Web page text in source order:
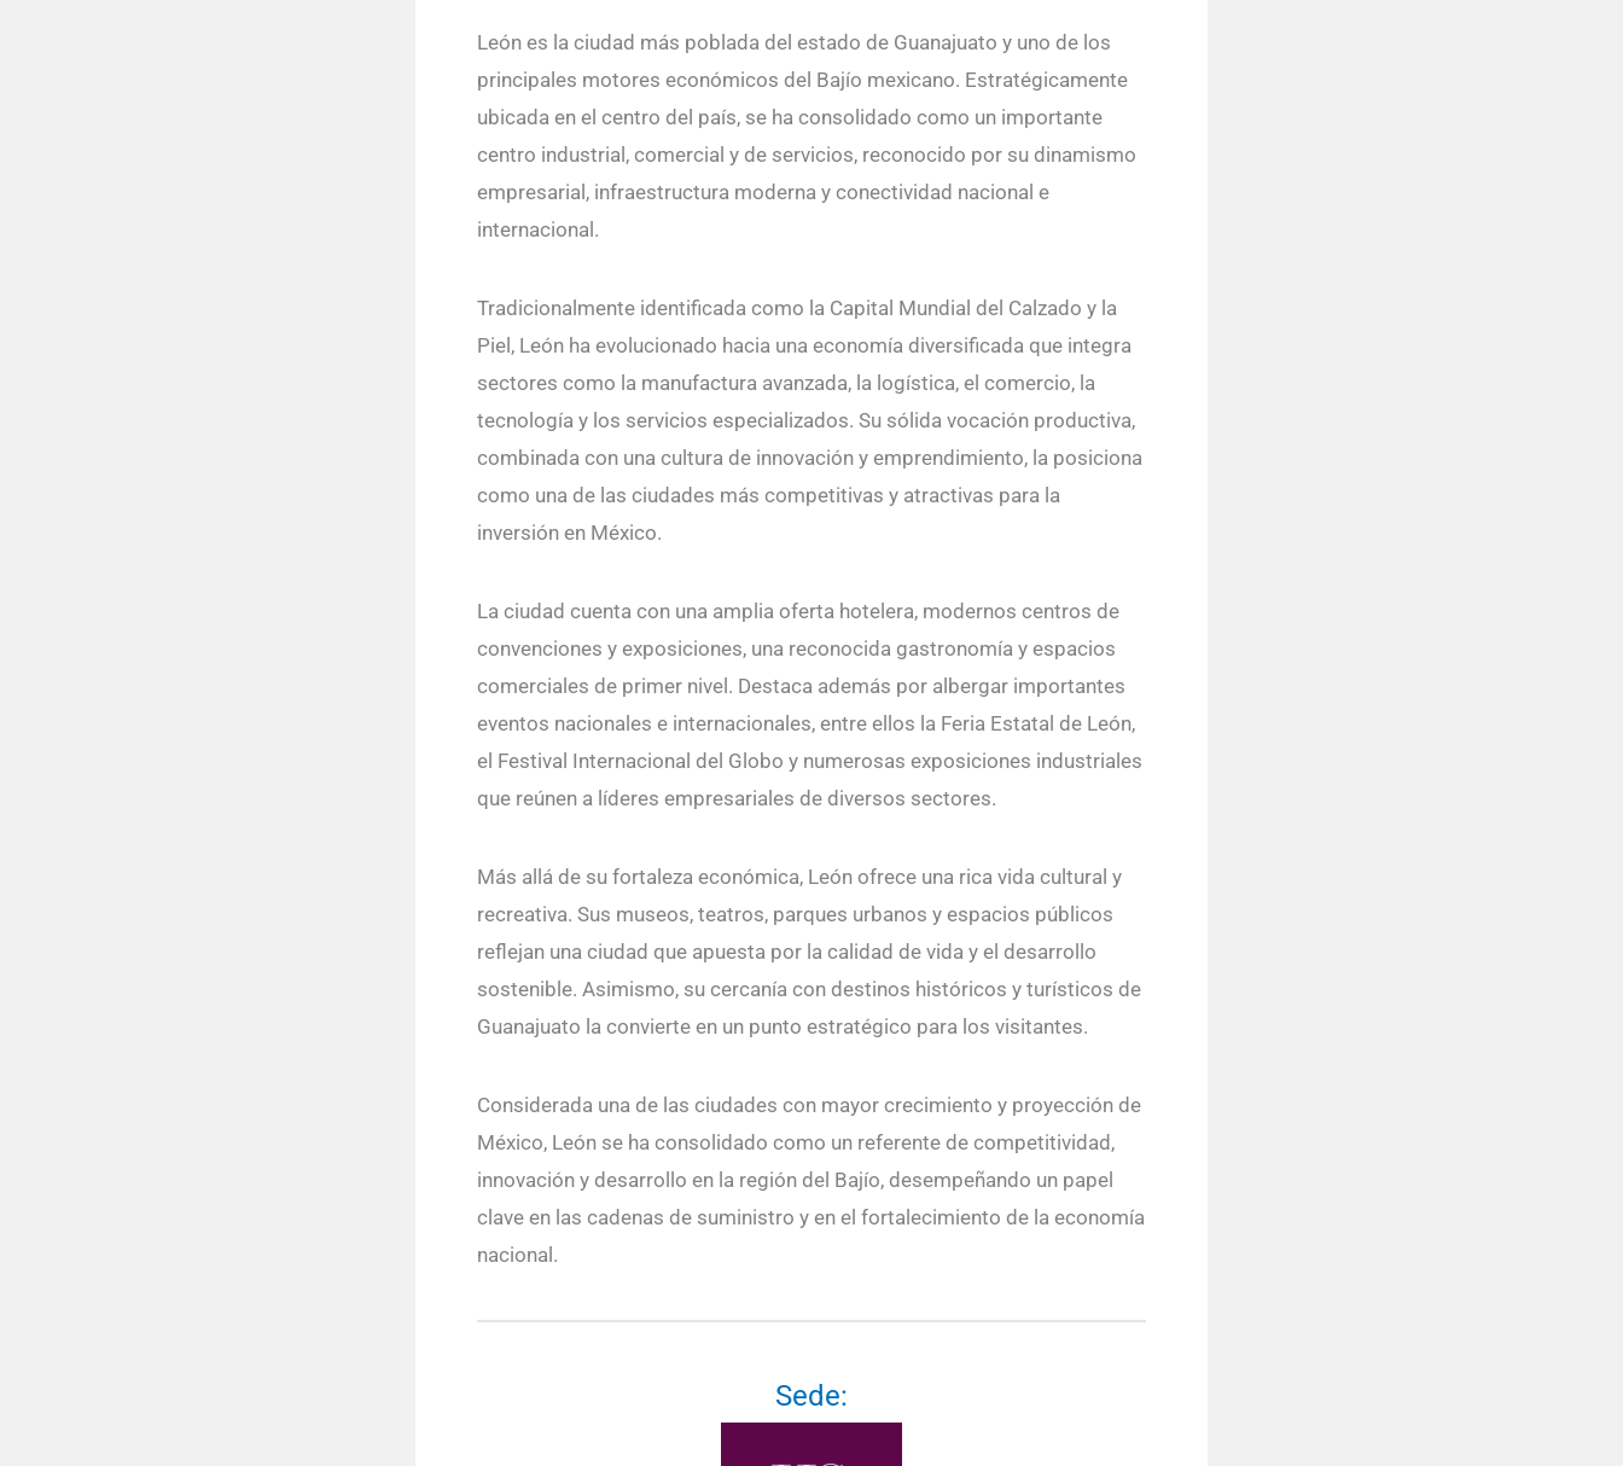
León es la ciudad más poblada del estado de Guanajuato y uno de los
principales motores económicos del Bajío mexicano. Estratégicamente
ubicada en el centro del país, se ha consolidado como un importante
centro industrial, comercial y de servicios, reconocido por su dinamismo
empresarial, infraestructura moderna y conectividad nacional e
internacional.
Tradicionalmente identificada como la Capital Mundial del Calzado y la
Piel, León ha evolucionado hacia una economía diversificada que integra
sectores como la manufactura avanzada, la logística, el comercio, la
tecnología y los servicios especializados. Su sólida vocación productiva,
combinada con una cultura de innovación y emprendimiento, la posiciona
como una de las ciudades más competitivas y atractivas para la
inversión en México.
La ciudad cuenta con una amplia oferta hotelera, modernos centros de
convenciones y exposiciones, una reconocida gastronomía y espacios
comerciales de primer nivel. Destaca además por albergar importantes
eventos nacionales e internacionales, entre ellos la Feria Estatal de León,
el Festival Internacional del Globo y numerosas exposiciones industriales
que reúnen a líderes empresariales de diversos sectores.
Más allá de su fortaleza económica, León ofrece una rica vida cultural y
recreativa. Sus museos, teatros, parques urbanos y espacios públicos
reflejan una ciudad que apuesta por la calidad de vida y el desarrollo
sostenible. Asimismo, su cercanía con destinos históricos y turísticos de
Guanajuato la convierte en un punto estratégico para los visitantes.
Considerada una de las ciudades con mayor crecimiento y proyección de
México, León se ha consolidado como un referente de competitividad,
innovación y desarrollo en la región del Bajío, desempeñando un papel
clave en las cadenas de suministro y en el fortalecimiento de la economía
nacional.
Sede: